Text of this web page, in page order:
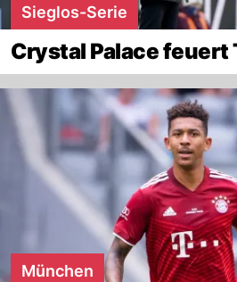
Sieglos-Serie
Crystal Palace feuert
München